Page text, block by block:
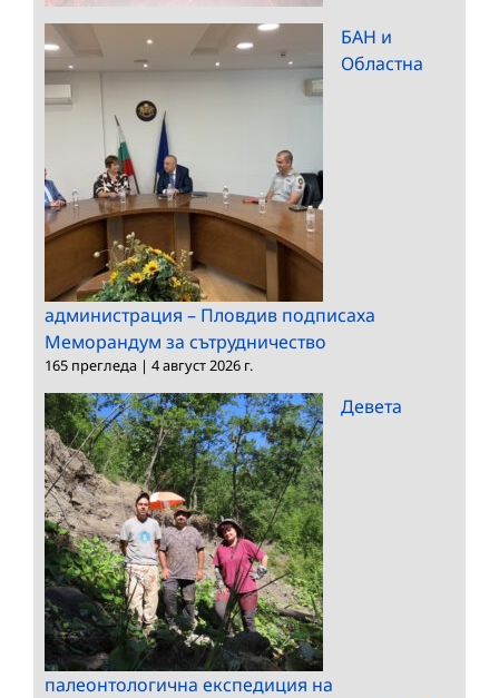
БАН и
Областна
администрация – Пловдив подписаха
Меморандум за сътрудничество
165 прегледа | 4 август 2026 г.
Девета
палеонтологична експедиция на